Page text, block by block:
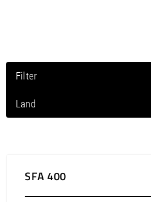
Filter
Land
Noord-Amerika / Puerto Rico
SFA 400